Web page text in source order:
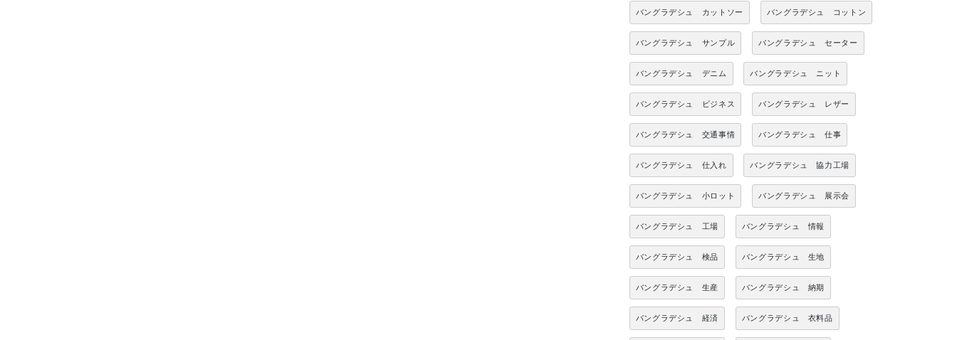
バングラデシュ カットソー バングラデシュ コットン
バングラデシュ サンプル バングラデシュ セーター
バングラデシュ デニム バングラデシュ ニット
バングラデシュ ビジネス バングラデシュ レザー
バングラデシュ 交通事情 バングラデシュ 仕事
バングラデシュ 仕入れ バングラデシュ 協力工場
バングラデシュ 小ロット バングラデシュ 展示会
バングラデシュ 工場 バングラデシュ 情報
バングラデシュ 検品 バングラデシュ 生地
バングラデシュ 生産 バングラデシュ 納期
バングラデシュ 経済 バングラデシュ 衣料品